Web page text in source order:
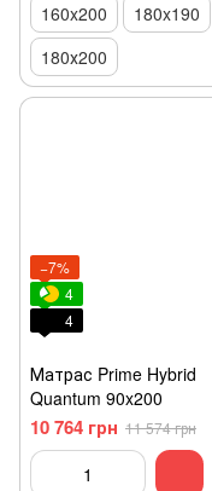
160x200
180x190
180х200
−7%
4
4
Матрас Prime Hybrid
Quantum 90x200
10 764 грн 11 574 грн